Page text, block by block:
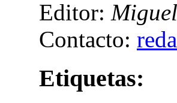
Editor:
Contacto:
Etiquetas: